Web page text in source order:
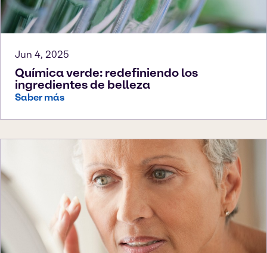
Jun 4, 2025
Química verde: redefiniendo los
ingredientes de belleza
Saber más